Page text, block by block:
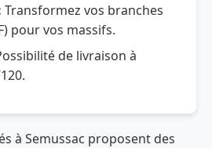
Transformez vos branches
pour vos massifs.
de livraison à
à Semussac proposent des